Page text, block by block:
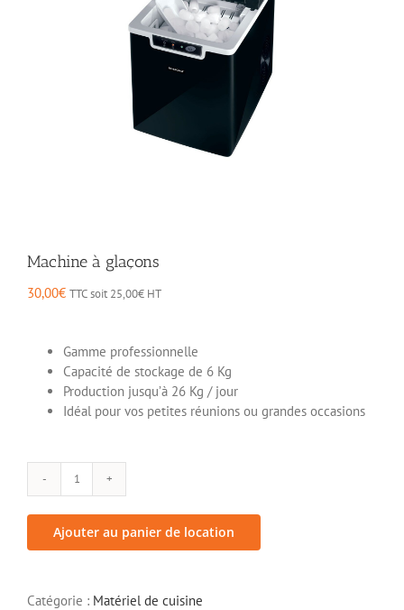
Machine à glaçons
30,00€ TTC soit 25,00€ HT
Gamme professionnelle
Capacité de stockage de 6 Kg
Production jusqu’à 26 Kg / jour
Idéal pour vos petites réunions ou grandes occasions
quantité
Machine
à
Ajouter au panier de location
Catégorie : Matériel de cuisine